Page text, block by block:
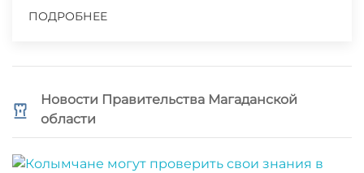
ПОДРОБНЕЕ
Новости Правительства Магаданской
области